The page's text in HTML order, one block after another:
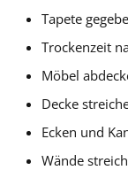
Tapete
Trockenzeit
Möbel
Decke
Ecken und
Wände